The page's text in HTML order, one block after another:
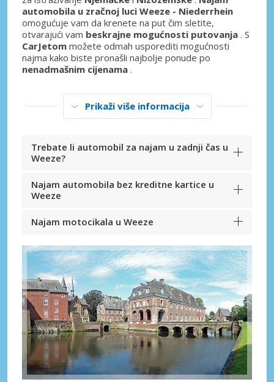
automobila u zračnoj luci Weeze - Niederrhein
omogućuje vam da krenete na put čim sletite,
otvarajući vam beskrajne mogućnosti putovanja . S
CarJetom možete odmah usporediti mogućnosti
najma kako biste pronašli najbolje ponude po
nenadmašnim cijenama .
Prikaži više informacija
Trebate li automobil za najam u zadnji čas u
Weeze?
Najam automobila bez kreditne kartice u
Weeze
Najam motocikala u Weeze